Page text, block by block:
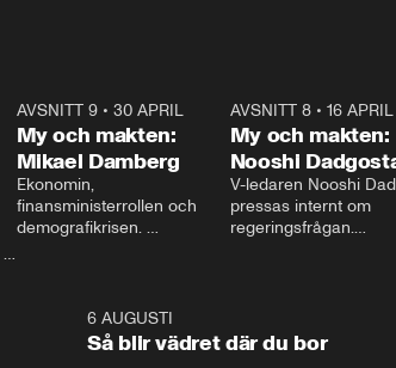
AVSNITT 9• 30 APRIL
My och makten:
Mikael Damberg
Ekonomin,
finansministerrollen och
demografikrisen.
och Makten.
AVSNITT 8• 16 APRIL
My och makten:
Nooshi
V-ledaren Nooshi
pressas internt om
regeringsfrågan.
– Vi ställer upp i val.
vara med så sitter vi
1:066 AUGUSTI
Så blir vädret där du bor